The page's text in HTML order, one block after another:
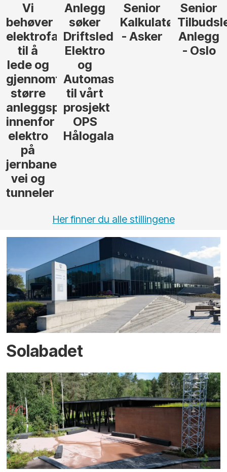
Vi
behøver
elektrofagfolk
til å
lede og
gjennomføre
større
anleggsprosjekter
innenfor
elektro
på
jernbane,
vei og
tunneler
Anlegg
søker
Driftsleder
Elektro
og
Automasjon
til vårt
prosjekt
OPS
Hålogalandsvegen
Senior
Kalkulatør
- Asker
Senior
Anlegg
- Oslo
Her finner du alle stillingene
Solabadet